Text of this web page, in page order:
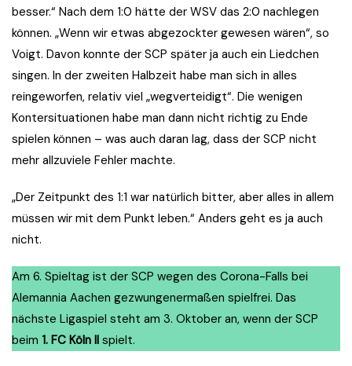
besser.“ Nach dem 1:0 hätte der WSV das 2:0 nachlegen
können. „Wenn wir etwas abgezockter gewesen wären“, so
Voigt. Davon konnte der SCP später ja auch ein Liedchen
singen. In der zweiten Halbzeit habe man sich in alles
reingeworfen, relativ viel „wegverteidigt“. Die wenigen
Kontersituationen habe man dann nicht richtig zu Ende
spielen können – was auch daran lag, dass der SCP nicht
mehr allzuviele Fehler machte.
„Der Zeitpunkt des 1:1 war natürlich bitter, aber alles in allem
müssen wir mit dem Punkt leben.“ Anders geht es ja auch
nicht.
Am 6. Spieltag ist der SCP wegen des Corona-Falls bei
Alemannia Aachen gezwungenermaßen spielfrei. Das
nächste Ligaspiel steht am 3. Oktober an, wenn der SCP
beim 1. FC Köln II spielt.